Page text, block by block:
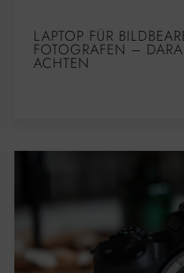
LAPTOP FÜR
FOTOGRAFEN –
ACHTEN